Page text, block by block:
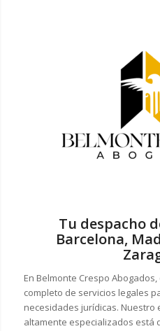
Tu despacho
Barcelona,
En Belmonte Crespo
completo de servicios legales
necesidades jurídicas. Nuestro
altamente especializados está